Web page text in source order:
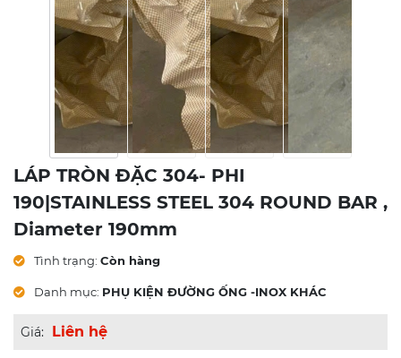
LÁP TRÒN ĐẶC 304- PHI
190|STAINLESS STEEL 304 ROUND BAR ,
Diameter 190mm
Tình trạng: Còn hàng
Danh mục: PHỤ KIỆN ĐƯỜNG ỐNG -INOX KHÁC
Giá: Liên hệ